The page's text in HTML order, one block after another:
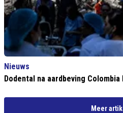
Nieuws
Dodental na aardbeving
Meer